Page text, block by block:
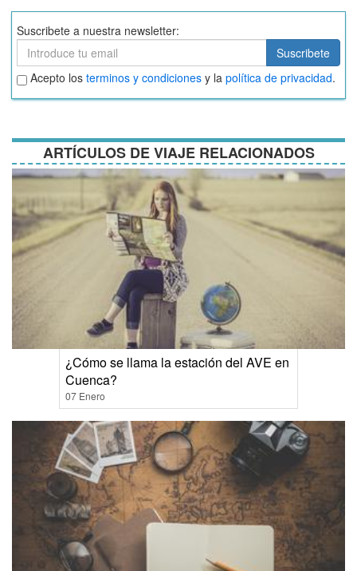
Suscribete a nuestra newsletter:
Suscribete
Suscribete
Aceptar
términos
y
Acepto los terminos y condiciones y la política de privacidad.
ARTÍCULOS DE VIAJE RELACIONADOS
¿Cómo se llama la estación del AVE en
Cuenca?
07 Enero